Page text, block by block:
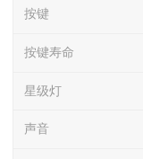
按键
按键寿命
星级灯
声音